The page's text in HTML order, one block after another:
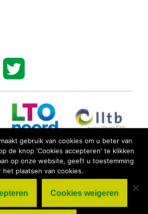
BV |Algemene
gebruik van cookies om u beter van
de knop 'Cookies accepteren' te klikken
op onze website, geeft u toestemming
het plaatsen van cookies.
Cookies weigeren